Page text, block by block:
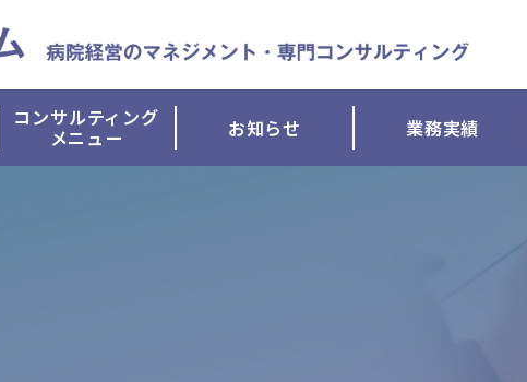
コンサルティング
メニュー お知らせ 業務実績